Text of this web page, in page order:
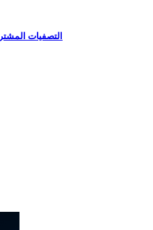
التصفيات